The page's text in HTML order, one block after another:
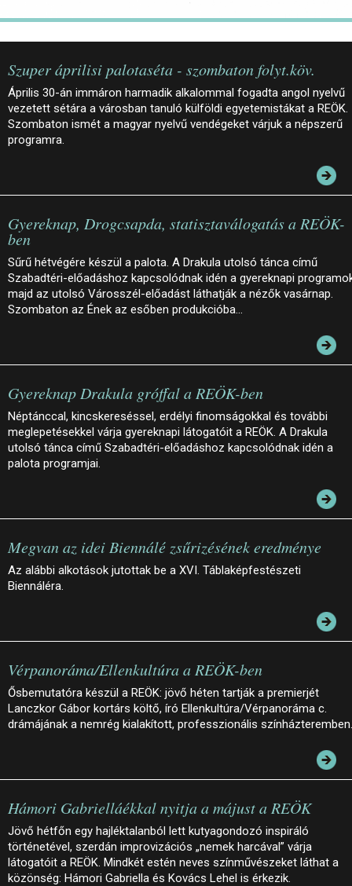
Szuper áprilisi palotaséta - szombaton folyt.köv.
Április 30-án immáron harmadik alkalommal fogadta angol nyelvű
vezetett sétára a városban tanuló külföldi egyetemistákat a REÖK.
Szombaton ismét a magyar nyelvű vendégeket várjuk a népszerű
programra.
Gyereknap, Drogcsapda, statisztaválogatás a REÖK-
ben
Sűrű hétvégére készül a palota. A Drakula utolsó tánca című
Szabadtéri-előadáshoz kapcsolódnak idén a gyereknapi
majd az utolsó Városszél-előadást láthatják a nézők vasárnap.
Szombaton az Ének az esőben produkcióba…
Gyereknap Drakula gróffal a REÖK-ben
Néptánccal, kincskereséssel, erdélyi finomságokkal és további
meglepetésekkel várja gyereknapi látogatóit a REÖK. A Drakula
utolsó tánca című Szabadtéri-előadáshoz kapcsolódnak idén a
palota programjai.
Megvan az idei Biennálé zsűrizésének eredménye
Az alábbi alkotások jutottak be a XVI. Táblaképfestészeti
Biennáléra.
Vérpanoráma/Ellenkultúra a REÖK-ben
Ősbemutatóra készül a REÖK: jövő héten tartják a premierjét
Lanczkor Gábor kortárs költő, író Ellenkultúra/Vérpanoráma c.
drámájának a nemrég kialakított, professzionális színházteremben.
Hámori Gabrielláékkal nyitja a májust a REÖK
Jövő hétfőn egy hajléktalanból lett kutyagondozó inspiráló
történetével, szerdán improvizációs „nemek harcával” várja
látogatóit a REÖK. Mindkét estén neves színművészeket láthat a
közönség: Hámori Gabriella és Kovács Lehel is érkezik.